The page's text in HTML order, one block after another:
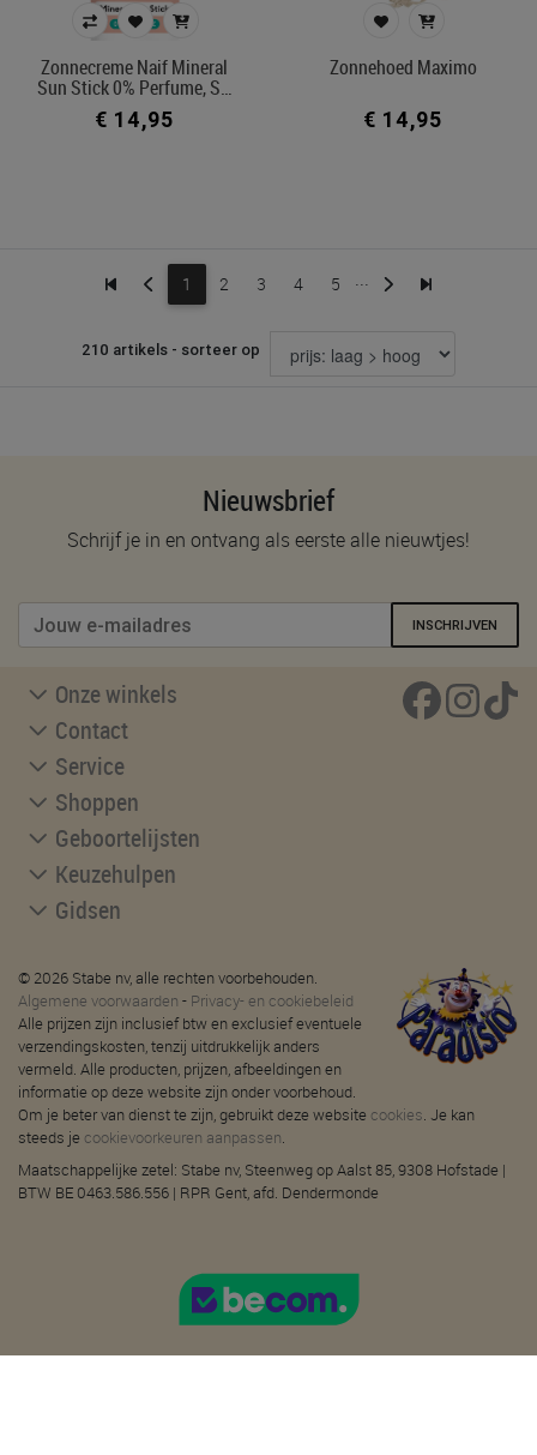
Zonnecreme Naif Mineral
Sun Stick 0% Perfume, S…
€ 14,95
Zonnehoed Maximo
€ 14,95
1 2 3 4 5 ...
210 artikels - sorteer op
Nieuwsbrief
Schrijf je in en ontvang als eerste alle nieuwtjes!
INSCHRIJVEN
Onze winkels
Contact
Service
Shoppen
Geboortelijsten
Keuzehulpen
Gidsen
© 2026 Stabe nv, alle rechten voorbehouden.
Algemene voorwaarden - Privacy- en cookiebeleid
Alle prijzen zijn inclusief btw en exclusief eventuele
verzendingskosten, tenzij uitdrukkelijk anders
vermeld. Alle producten, prijzen, afbeeldingen en
informatie op deze website zijn onder voorbehoud.
Om je beter van dienst te zijn, gebruikt deze website cookies. Je kan
steeds je cookievoorkeuren aanpassen.
Maatschappelijke zetel: Stabe nv, Steenweg op Aalst 85, 9308 Hofstade |
BTW BE 0463.586.556 | RPR Gent, afd. Dendermonde